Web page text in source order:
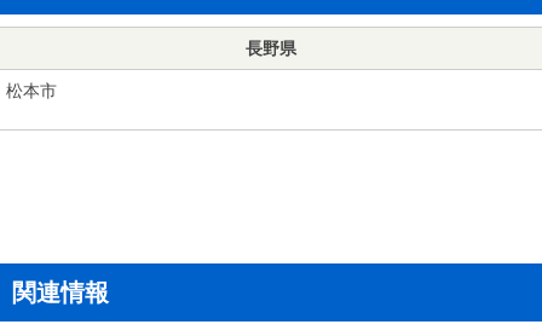
長野県
松本市
関連情報